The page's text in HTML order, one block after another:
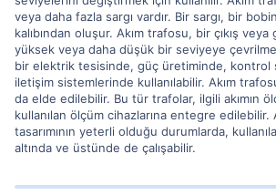
veya daha fazla sargı vardır. Bir sargı, bir
kalıbından oluşur. Akım trafosu, bir çıkış
yüksek veya daha düşük bir seviyeye
bir elektrik tesisinde, güç üretiminde, kontrol
iletişim sistemlerinde kullanılabilir. Akım
da elde edilebilir. Bu tür trafolar, ilgili akımın
kullanılan ölçüm cihazlarına entegre edilebilir.
tasarımının yeterli olduğu durumlarda,
altında ve üstünde de çalışabilir.